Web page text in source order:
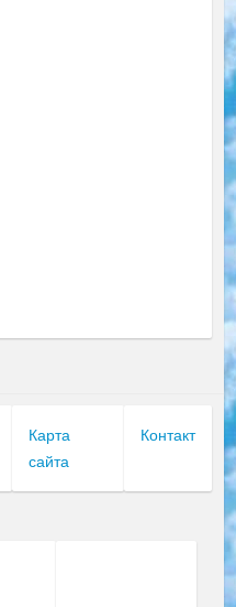
Карта
сайта
Контакт